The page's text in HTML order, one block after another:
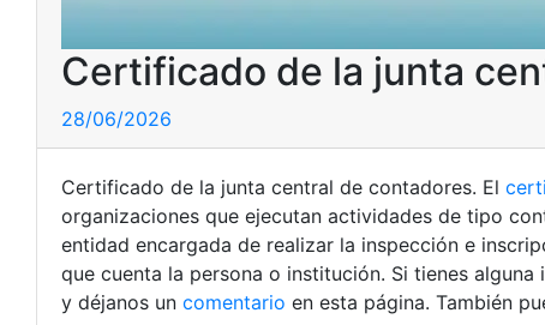
Certificado de la junta
28/06/2026
Certificado de la junta central de contadores. El
organizaciones que ejecutan actividades de tipo
entidad encargada de realizar la inspección e
que cuenta la persona o institución. Si tienes
y déjanos un comentario en esta página. También